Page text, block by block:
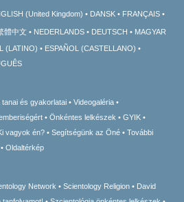
(United Kingdom) DANSK FRANÇAIS
體中文 NEDERLANDS DEUTSCH
MAGYAR
(LATINO)
ESPAÑOL (CASTELLANO)
tanai és gyakorlatai
Videogaléria
Önkéntes lelkészek
GYIK
vagyok én? Segítségünk az Öné
További
Oldaltérkép
Network Scientology Religion
David